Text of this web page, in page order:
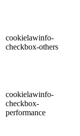
cookielawinfo-
checkbox-others
cookielawinfo-
checkbox-
performance